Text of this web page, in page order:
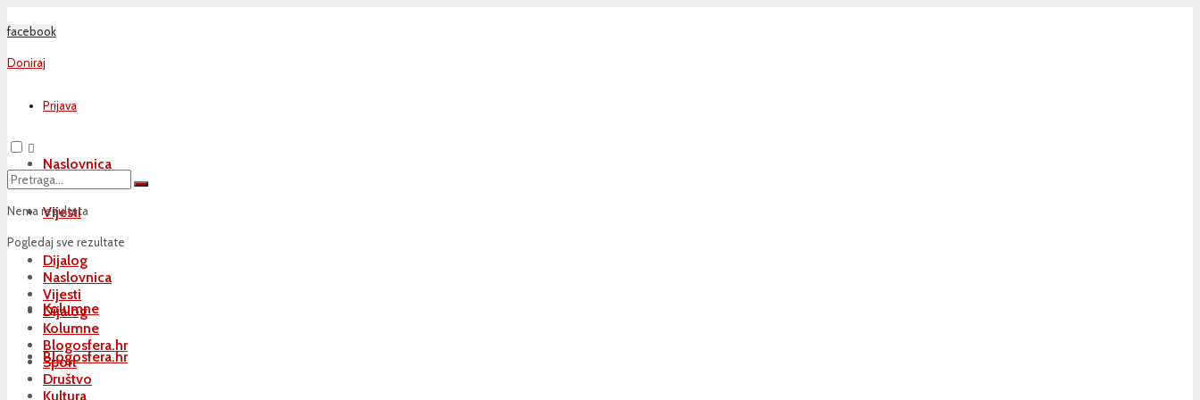
facebook
Doniraj
Prijava
Nema rezultata
Pogledaj sve rezultate
Naslovnica
Vijesti
Dijalog
Kolumne
Blogosfera.hr
Naslovnica
Vijesti
Dijalog
Kolumne
Blogosfera.hr
Sport
Društvo
Kultura